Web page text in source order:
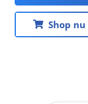
Shop nu